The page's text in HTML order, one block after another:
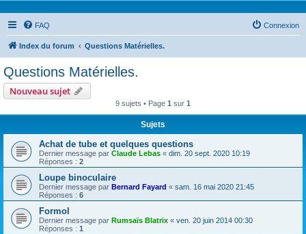
FAQ Connexion
Index du forum Questions Matérielles.
Questions Matérielles.
Nouveau sujet
9 sujets • Page 1 sur 1
Sujets
Achat de tube et quelques questions
Dernier message par Claude Lebas « dim. 20 sept. 2020 10:19
Réponses : 2
Loupe binoculaire
Dernier message par Bernard Fayard « sam. 16 mai 2020 21:45
Réponses : 6
Formol
Dernier message par Rumsaïs Blatrix « ven. 20 juin 2014 00:30
Réponses : 1